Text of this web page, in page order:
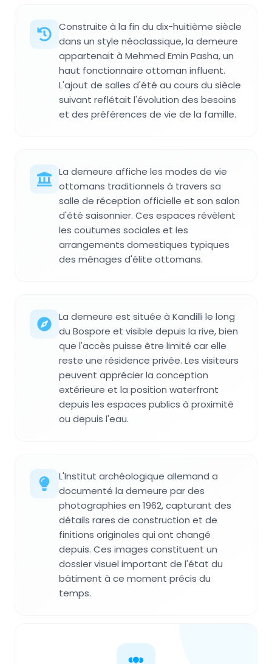
Construite à la fin du dix-huitième siècle
dans un style néoclassique, la demeure
appartenait à Mehmed Emin Pasha, un
haut fonctionnaire ottoman influent.
L'ajout de salles d'été au cours du siècle
suivant reflétait l'évolution des besoins
et des préférences de vie de la famille.
La demeure affiche les modes de vie
ottomans traditionnels à travers sa
salle de réception officielle et son salon
d'été saisonnier. Ces espaces révèlent
les coutumes sociales et les
arrangements domestiques typiques
des ménages d'élite ottomans.
La demeure est située à Kandilli le long
du Bospore et visible depuis la rive, bien
que l'accès puisse être limité car elle
reste une résidence privée. Les visiteurs
peuvent apprécier la conception
extérieure et la position waterfront
depuis les espaces publics à proximité
ou depuis l'eau.
L'Institut archéologique allemand a
documenté la demeure par des
photographies en 1962, capturant des
détails rares de construction et de
finitions originales qui ont changé
depuis. Ces images constituent un
dossier visuel important de l'état du
bâtiment à ce moment précis du
temps.